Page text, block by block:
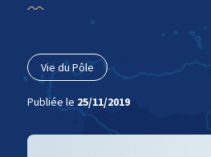
Vie du Pôle
Publiée le 25/11/2019